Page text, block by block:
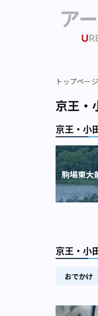
トップページ
京王・
京王・小
駒場東大
京王・小
おでかけ